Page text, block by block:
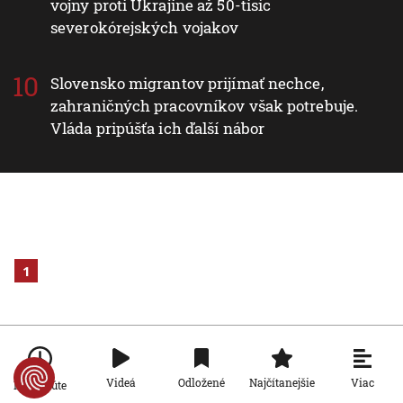
vojny proti Ukrajine až 50-tisíc
severokórejských vojakov
Slovensko migrantov prijímať nechce,
zahraničných pracovníkov však potrebuje.
Vláda pripúšťa ich ďalší nábor
1
Po minúte Videá Odložené Najčítanejšie Viac